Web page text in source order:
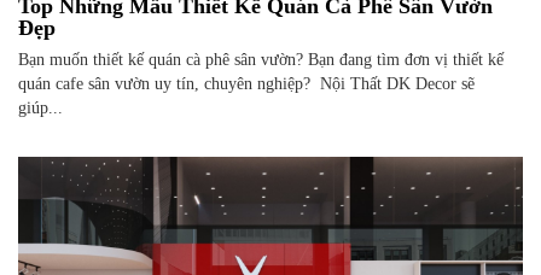
Top Những Mẫu Thiết Kế Quán Cà Phê Sân Vườn
Đẹp
Bạn muốn thiết kế quán cà phê sân vườn? Bạn đang tìm đơn vị thiết kế
quán cafe sân vườn uy tín, chuyên nghiệp? Nội Thất DK Decor sẽ
giúp...